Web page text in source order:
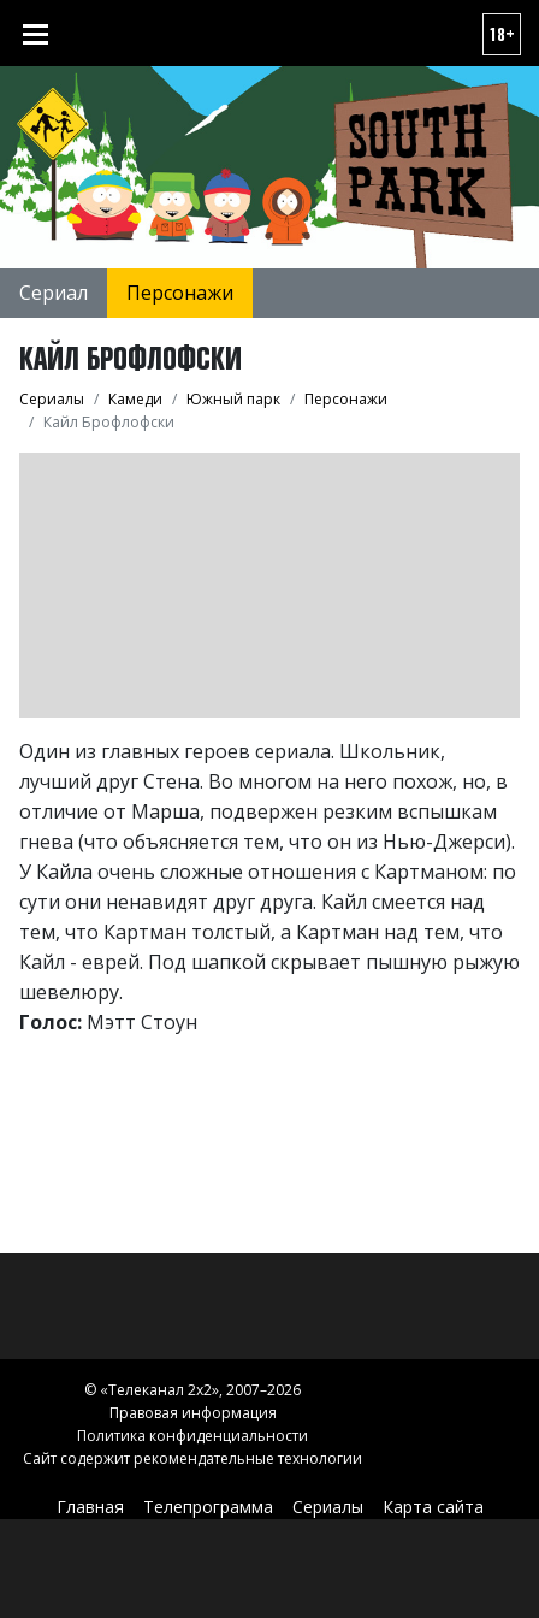
18+
Сериал Персонажи
КАЙЛ БРОФЛОФСКИ
Сериалы Камеди Южный парк
Персонажи
Кайл Брофлофски
Один из главных героев сериала. Школьник,
лучший друг Стена. Во многом на него похож, но, в
отличие от Марша, подвержен резким вспышкам
гнева (что объясняется тем, что он из Нью-Джерси).
У Кайла очень сложные отношения с Картманом: по
сути они ненавидят друг друга. Кайл смеется над
тем, что Картман толстый, а Картман над тем, что
Кайл - еврей. Под шапкой скрывает пышную рыжую
шевелюру.
Голос: Мэтт Стоун
© «Телеканал 2x2», 2007–2026
Правовая информация
Политика конфиденциальности
Сайт содержит рекомендательные технологии
Главная Телепрограмма Сериалы
Карта сайта